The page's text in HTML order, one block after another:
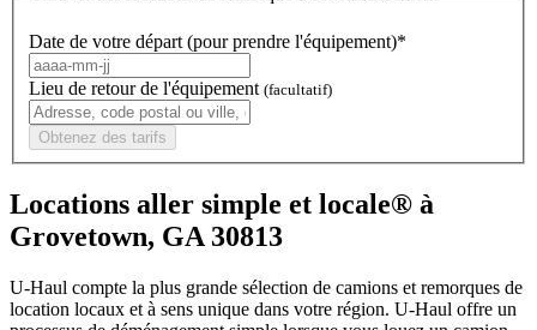
Date de votre départ (pour prendre l'équipement)*
Lieu de retour de l'équipement (facultatif)
Obtenez des tarifs
Locations aller simple et locale® à
Grovetown, GA 30813
U-Haul compte la plus grande sélection de camions et remorques de
location locaux et à sens unique dans votre région. U-Haul offre un